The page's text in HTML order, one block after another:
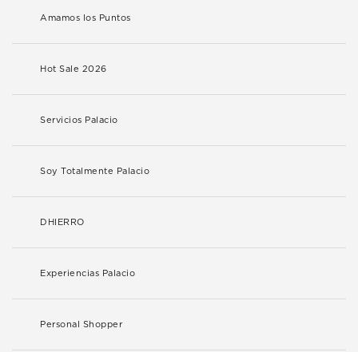
Amamos los Puntos
Hot Sale 2026
Servicios Palacio
Soy Totalmente Palacio
DHIERRO
Experiencias Palacio
Personal Shopper